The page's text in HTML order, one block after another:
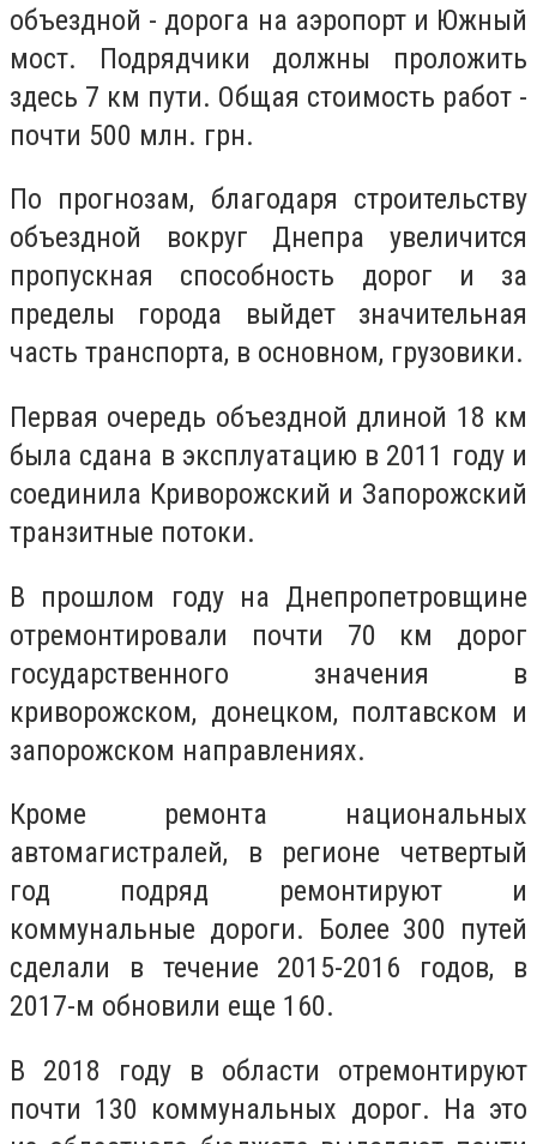
объездной - дорога на аэропорт и Южный
мост. Подрядчики должны проложить
здесь 7 км пути. Общая стоимость работ -
почти 500 млн. грн.
По прогнозам, благодаря строительству
объездной вокруг Днепра увеличится
пропускная способность дорог и за
пределы города выйдет значительная
часть транспорта, в основном, грузовики.
Первая очередь объездной длиной 18 км
была сдана в эксплуатацию в 2011 году и
соединила Криворожский и Запорожский
транзитные потоки.
В прошлом году на Днепропетровщине
отремонтировали почти 70 км дорог
государственного значения в
криворожском, донецком, полтавском и
запорожском направлениях.
Кроме ремонта национальных
автомагистралей, в регионе четвертый
год подряд ремонтируют и
коммунальные дороги. Более 300 путей
сделали в течение 2015-2016 годов, в
2017-м обновили еще 160.
В 2018 году в области отремонтируют
почти 130 коммунальных дорог. На это